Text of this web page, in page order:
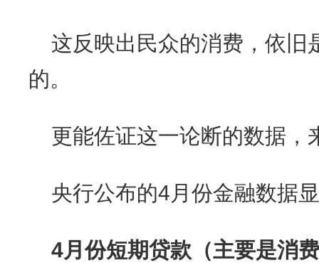
这反映出民众的消费，依旧
的。
更能佐证这一论断的数据，
央行公布的4月份金融数据
4月份短期贷款（主要是消